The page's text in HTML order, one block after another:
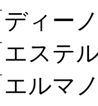
ィー
ステ
ルマ